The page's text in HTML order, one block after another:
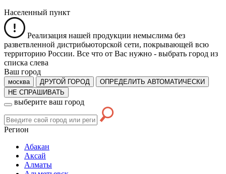
Населенный пункт
Реализация нашей продукции немыслима без
разветвленной дистрибьюторской сети, покрывающей всю
территорию России. Все что от Вас нужно - выбрать город из
списка слева
Ваш город
москва ДРУГОЙ ГОРОД
ОПРЕДЕЛИТЬ АВТОМАТИЧЕСКИ
НЕ СПРАШИВАТЬ
выберите ваш город
Регион
Абакан
Аксай
Алматы